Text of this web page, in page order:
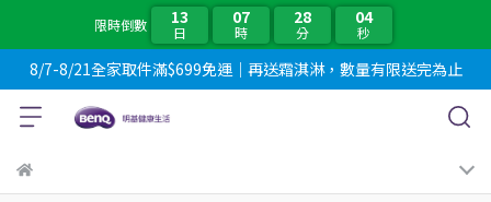
限時倒數 13
日
07
時
28
分
04
秒
8/7-8/21全家取件滿$699免運｜再送霜淇淋，數量有限送完為止